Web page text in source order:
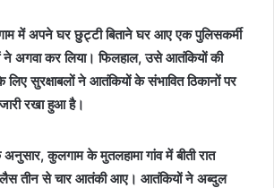
में अपने घर छुट्टी बिताने घर आए एक पुलिसकर्मी
ने अगवा कर लिया। फिलहाल, उसे आतंकियों की
सुरक्षाबलों ने आतंकियों के संभावित ठिकानों पर
रखा हुआ है।
अनुसार, कुलगाम के मुतलहामा गांव में बीती रात
लैस तीन से चार आतंकी आए। आतंकियों ने अब्दुल